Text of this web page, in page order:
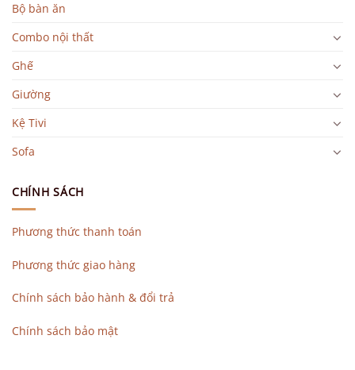
Bộ bàn ăn
Combo nội thất
Ghế
Giường
Kệ Tivi
Sofa
CHÍNH SÁCH
Phương thức thanh toán
Phương thức giao hàng
Chính sách bảo hành & đổi trả
Chính sách bảo mật